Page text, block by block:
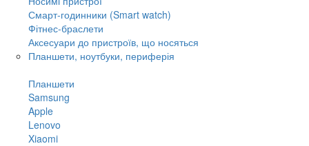
Смарт-годинники (Smart watch)
Фітнес-браслети
Аксесуари до пристроїв, що носяться
Планшети, ноутбуки, периферія
Планшети
Samsung
Apple
Lenovo
Xiaomi